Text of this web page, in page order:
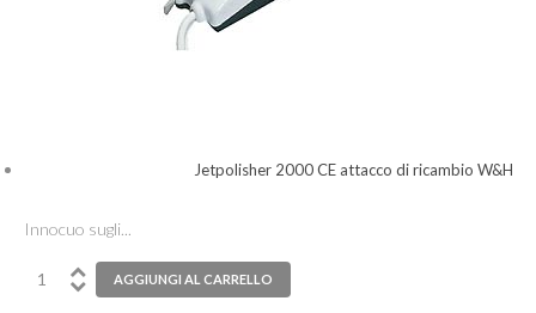
Jetpolisher 2000 CE attacco di ricambio W&H
Innocuo sugli...